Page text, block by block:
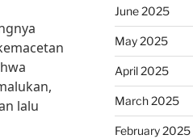
lalu
June 2025
May 2025
April 2025
March 2025
February 2025